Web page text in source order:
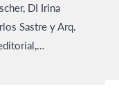
DI Irina
Sastre y Arq.